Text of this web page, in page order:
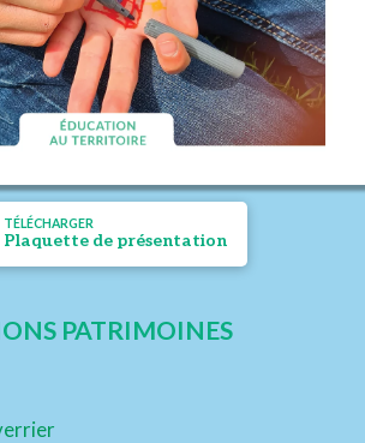
TÉLÉCHARGER
Plaquette de présentation
PATRIMOINES